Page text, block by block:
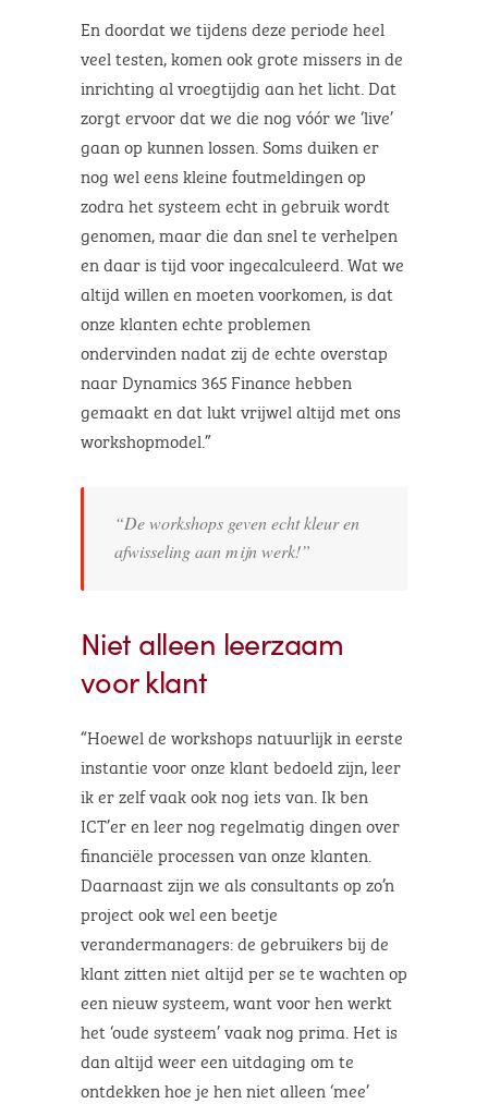
En doordat we tijdens deze periode heel
veel testen, komen ook grote missers in de
inrichting al vroegtijdig aan het licht. Dat
zorgt ervoor dat we die nog vóór we ‘live’
gaan op kunnen lossen. Soms duiken er
nog wel eens kleine foutmeldingen op
zodra het systeem echt in gebruik wordt
genomen, maar die dan snel te verhelpen
en daar is tijd voor ingecalculeerd. Wat we
altijd willen en moeten voorkomen, is dat
onze klanten echte problemen
ondervinden nadat zij de echte overstap
naar Dynamics 365 Finance hebben
gemaakt en dat lukt vrijwel altijd met ons
workshopmodel.”
“De workshops geven echt kleur en
afwisseling aan mijn werk!”
Niet alleen leerzaam
voor klant
“Hoewel de workshops natuurlijk in eerste
instantie voor onze klant bedoeld zijn, leer
ik er zelf vaak ook nog iets van. Ik ben
ICT’er en leer nog regelmatig dingen over
financiële processen van onze klanten.
Daarnaast zijn we als consultants op zo’n
project ook wel een beetje
verandermanagers: de gebruikers bij de
klant zitten niet altijd per se te wachten op
een nieuw systeem, want voor hen werkt
het ‘oude systeem’ vaak nog prima. Het is
dan altijd weer een uitdaging om te
ontdekken hoe je hen niet alleen ‘mee’